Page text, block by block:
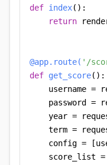
def index():
return
@app.route( '/
def get_score():
username =
password =
year =
term =
config =
score_list